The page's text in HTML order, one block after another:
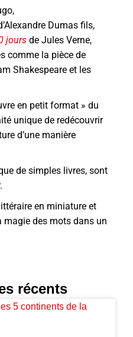
Dumas fils,
jours de Jules Verne,
comme la pièce de
Shakespeare et les
en petit format » du
unique de redécouvrir
d’une manière
de simples livres, sont
en miniature et
magie des mots dans un
récents